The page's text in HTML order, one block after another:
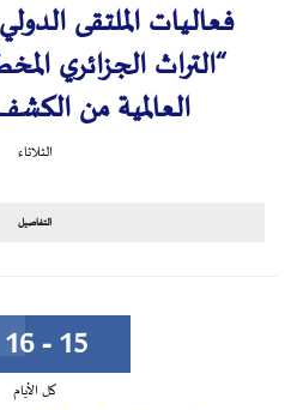
فعالـيات الملتـقى
“التراث الجزائري
العالمية من
الثلاثاء
التفاصيل
15 - 16
كل الأيام